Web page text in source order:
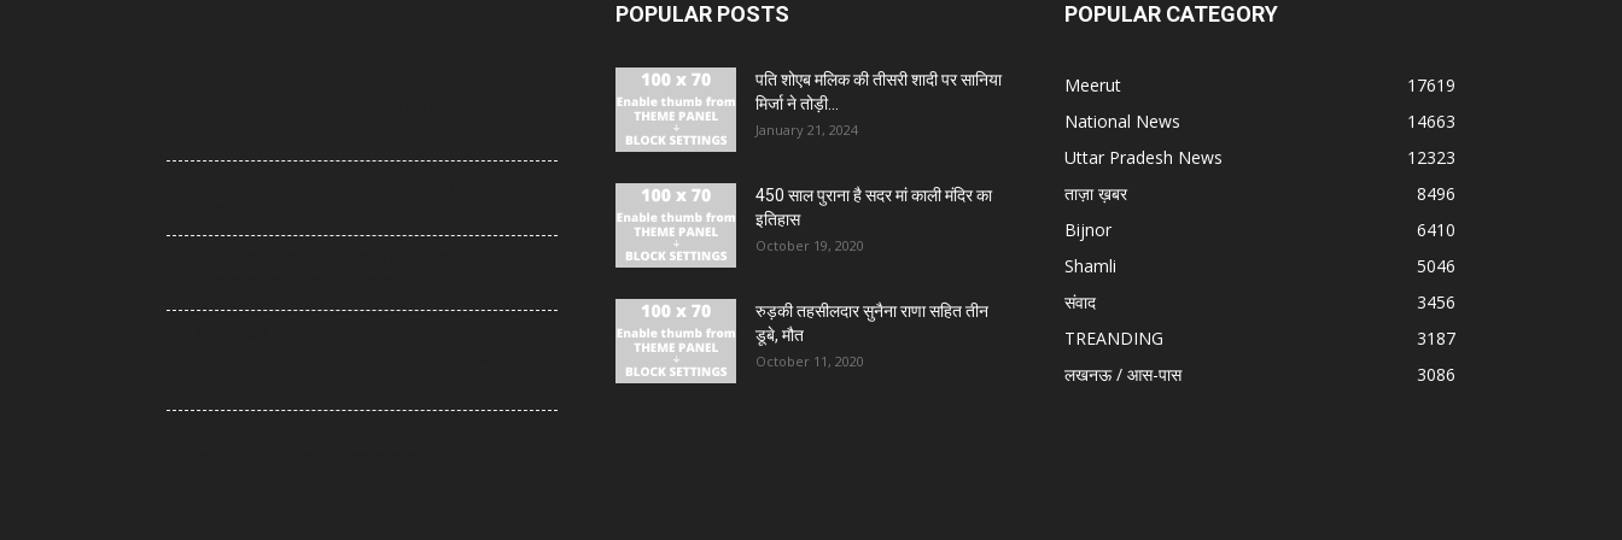
POPULAR POSTS
पति शोएब मलिक की तीसरी शादी पर सानिया
मिर्जा ने तोड़ी...
January 21, 2024
450 साल पुराना है सदर मां काली मंदिर का
इतिहास
October 19, 2020
रुड़की तहसीलदार सुनैना राणा सहित तीन
डूबे, मौत
October 11, 2020
POPULAR CATEGORY
Meerut
17619
National News
14663
Uttar Pradesh News
12323
ताज़ा ख़बर
8496
Bijnor
6410
Shamli
5046
संवाद
3456
TREANDING
3187
लखनऊ / आस-पास
3086